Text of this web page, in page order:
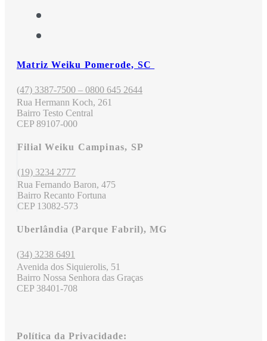
Matriz Weiku Pomerode, SC
(47) 3387-7500 – 0800 645 2644
Rua Hermann Koch, 261
Bairro Testo Central
CEP 89107-000
Filial Weiku Campinas, SP
(19) 3234 2777
Rua Fernando Baron, 475
Bairro Recanto Fortuna
CEP 13082-573
Uberlândia (Parque Fabril), MG
(34) 3238 6491
Avenida dos Siquierolis, 51
Bairro Nossa Senhora das Graças
CEP 38401-708
Política da Privacidade: